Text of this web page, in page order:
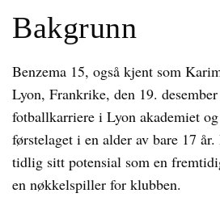
Bakgrunn
Benzema 15, også kjent som
Lyon, Frankrike, den 19.
fotballkarriere i Lyon akademiet
førstelaget i en alder av bare 17
tidlig sitt potensial som en
en nøkkelspiller for klubben.